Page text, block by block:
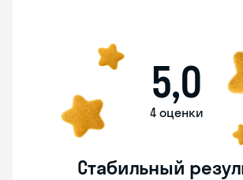
5,0
4 оценки
Стабильный